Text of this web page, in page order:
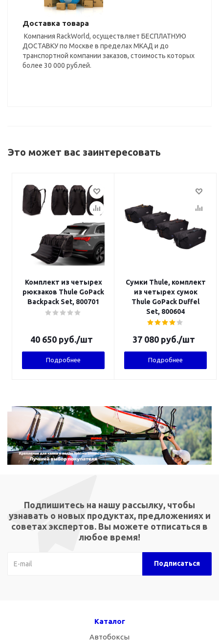
Доставка товара
Компания RackWorld, осуществляет БЕСПЛАТНУЮ
ДОСТАВКУ по Москве в пределах МКАД и до
транспортной компании заказов, стоимость которых
более 30 000 рублей.
Это может вас заинтересовать
Комплект из четырех
рюкзаков Thule GoPack
Backpack Set, 800701
40 650 руб./шт
Подробнее
Сумки Thule, комплект
из четырех сумок
Thule GoPack Duffel
Set, 800604
37 080 руб./шт
Подробнее
Подпишитесь на нашу рассылку, чтобы
узнавать о новых продуктах, предложениях и
советах экспертов. Вы можете отписаться в
любое время!
Каталог
Автобоксы